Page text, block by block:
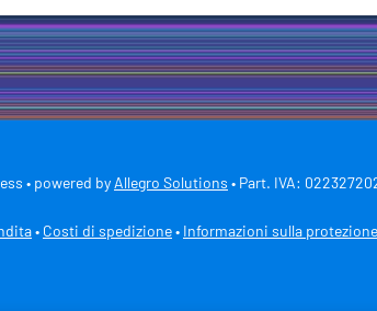
• powered by Allegro Solutions • Part. IVA:
• Costi di spedizione • Informazioni sulla